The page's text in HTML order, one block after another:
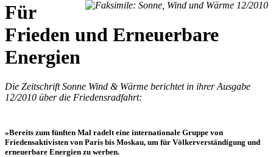
Für
Frieden und Erneuerbare
Energien
Die Zeitschrift Sonne Wind & Wärme berichtet in ihrer Ausgabe
12/2010 über die Friedensradfahrt:
»Bereits zum fünften Mal radelt eine internationale Gruppe von
Friedensaktivisten von Paris bis Moskau, um für Völkerverständigung und
erneuerbare Energien zu werben.